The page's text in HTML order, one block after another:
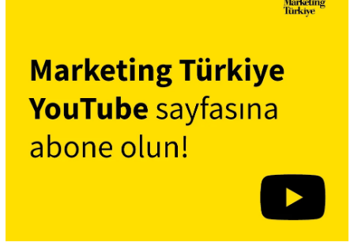
Dergiler
Etkinlikler